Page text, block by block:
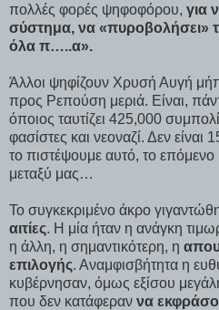
πολλές φορές ψηφοφόρου, για
σύστημα, να «πυροβολήσει»
όλα π…..α».
Άλλοι ψηφίζουν Χρυσή Αυγή
προς Ρεπούση μεριά. Είναι,
όποιος ταυτίζει 425,000
φασίστες και νεοναζί. Δεν είναι
το πιστέψουμε αυτό, το
μεταξύ μας…
Το συγκεκριμένο άκρο
αιτίες. Η μία ήταν η ανάγκη
η άλλη, η σημαντικότερη, η
επιλογής. Αναμφισβήτητα η
κυβέρνησαν, όμως εξίσου
που δεν κατάφεραν να